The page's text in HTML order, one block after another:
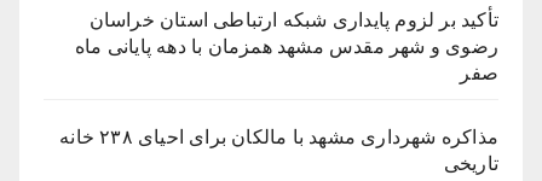
تأکید بر لزوم پایداری شبکه ارتباطی استان خراسان
رضوی و شهر مقدس مشهد همزمان با دهه پایانی ماه
صفر
مذاکره شهرداری مشهد با مالکان برای احیای ۲۳۸ خانه
تاریخی